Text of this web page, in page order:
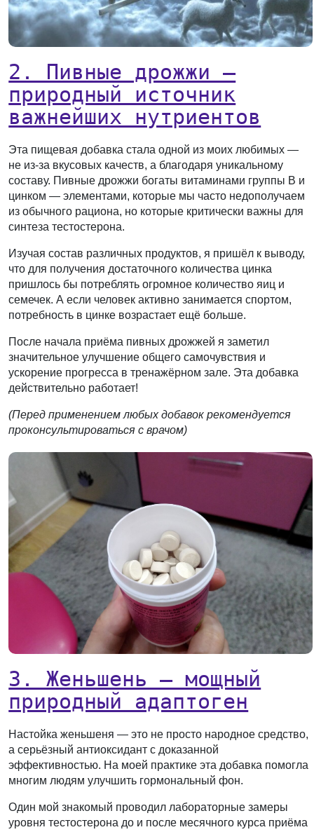
2. Пивные дрожжи —
природный источник
важнейших нутриентов
Эта пищевая добавка стала одной из моих любимых —
не из-за вкусовых качеств, а благодаря уникальному
составу. Пивные дрожжи богаты витаминами группы B и
цинком — элементами, которые мы часто недополучаем
из обычного рациона, но которые критически важны для
синтеза тестостерона.
Изучая состав различных продуктов, я пришёл к выводу,
что для получения достаточного количества цинка
пришлось бы потреблять огромное количество яиц и
семечек. А если человек активно занимается спортом,
потребность в цинке возрастает ещё больше.
После начала приёма пивных дрожжей я заметил
значительное улучшение общего самочувствия и
ускорение прогресса в тренажёрном зале. Эта добавка
действительно работает!
(Перед применением любых добавок рекомендуется
проконсультироваться с врачом)
3. Женьшень — мощный
природный адаптоген
Настойка женьшеня — это не просто народное средство,
а серьёзный антиоксидант с доказанной
эффективностью. На моей практике эта добавка помогла
многим людям улучшить гормональный фон.
Один мой знакомый проводил лабораторные замеры
уровня тестостерона до и после месячного курса приёма